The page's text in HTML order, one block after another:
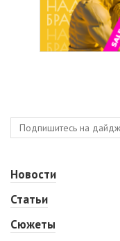
Новости
Статьи
Сюжеты